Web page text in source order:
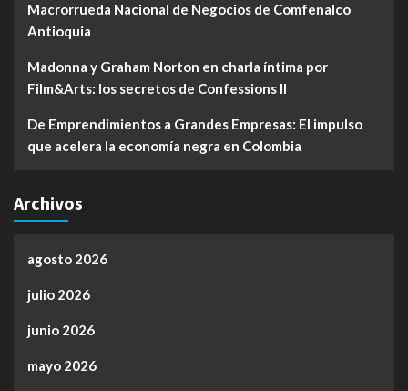
Macrorrueda Nacional de Negocios de Comfenalco
Antioquia
Madonna y Graham Norton en charla íntima por
Film&Arts: los secretos de Confessions II
De Emprendimientos a Grandes Empresas: El impulso
que acelera la economía negra en Colombia
Archivos
agosto 2026
julio 2026
junio 2026
mayo 2026